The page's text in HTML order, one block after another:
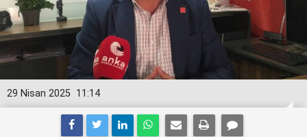
11:14
29 Nisan 2025